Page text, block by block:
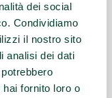
dei social
Condividiamo
il nostro sito
analisi dei dati
fornito loro o
inIdee e dintorni